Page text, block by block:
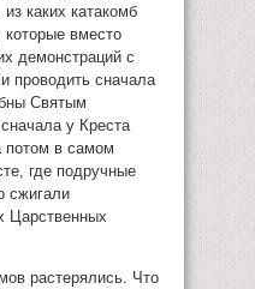
каких катакомб
вместо
демонстраций с
проводить сначала
Святым
у Креста
потом в самом
где подручные
сжигали
Царственных
растерялись. Что